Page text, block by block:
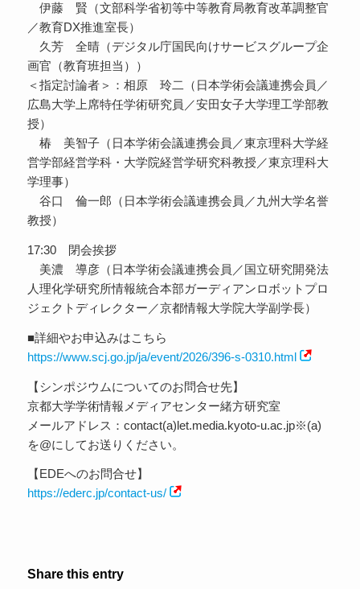
伊藤 賢（文部科学省初等中等教育局教育改革調整官
／教育DX推進室長）
久芳 全晴（デジタル庁国民向けサービスグループ企
画官（教育班担当））
＜指定討論者＞：相原 玲二（日本学術会議連携会員／
広島大学上席特任学術研究員／安田女子大学理工学部教
授）
椿 美智子（日本学術会議連携会員／東京理科大学経
営学部経営学科・大学院経営学研究科教授／東京理科大
学理事）
谷口 倫一郎（日本学術会議連携会員／九州大学名誉
教授）
17:30 閉会挨拶
美濃 導彦（日本学術会議連携会員／国立研究開発法
人理化学研究所情報統合本部ガーディアンロボットプロ
ジェクトディレクター／京都情報大学院大学副学長）
■詳細やお申込みはこちら
https://www.scj.go.jp/ja/event/2026/396-s-0310.html
【シンポジウムについてのお問合せ先】
京都大学学術情報メディアセンター緒方研究室
メールアドレス：contact(a)let.media.kyoto-u.ac.jp※(a)
を@にしてお送りください。
【EDEへのお問合せ】
https://ederc.jp/contact-us/
Share this entry